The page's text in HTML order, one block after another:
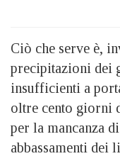
Ciò che serve è,
precipitazioni dei
insufficienti a
oltre cento giorni
per la mancanza
abbassamenti dei